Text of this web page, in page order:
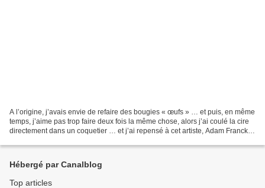
A l’origine, j’avais envie de refaire des bougies « œufs » … et puis, en même
temps, j’aime pas trop faire deux fois la même chose, alors j’ai coulé la cire
directement dans un coquetier … et j’ai repensé à cet artiste, Adam Franck,
Hébergé par Canalblog
Top articles